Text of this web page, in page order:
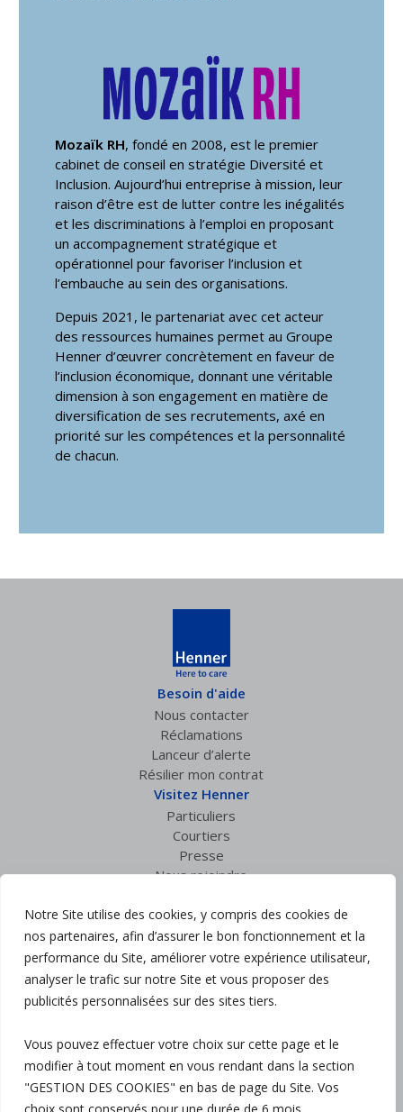
Notre Site utilise des cookies, y compris des cookies de
nos partenaires, afin d’assurer le bon fonctionnement et la
performance du Site, améliorer votre expérience utilisateur,
analyser le trafic sur notre Site et vous proposer des
publicités personnalisées sur des sites tiers.
Vous pouvez effectuer votre choix sur cette page et le
modifier à tout moment en vous rendant dans la section
"GESTION DES COOKIES" en bas de page du Site. Vos
Mozaïk RH, fondé en 2008, est le premier
cabinet de conseil en stratégie Diversité et
Inclusion. Aujourd’hui entreprise à mission, leur
raison d’être est de lutter contre les inégalités
et les discriminations à l’emploi en proposant
un accompagnement stratégique et
opérationnel pour favoriser l’inclusion et
l’embauche au sein des organisations.
Depuis 2021, le partenariat avec cet acteur
des ressources humaines permet au Groupe
Henner d’œuvrer concrètement en faveur de
l’inclusion économique, donnant une véritable
dimension à son engagement en matière de
diversification de ses recrutements, axé en
priorité sur les compétences et la personnalité
de chacun.
Besoin d'aide
Nous contacter
Réclamations
Lanceur d’alerte
Résilier mon contrat
Visitez Henner
Particuliers
Courtiers
Presse
Nous rejoindre
Accès courtiers
Suivez nous :
Politique de confidentialité
Politique Qualité
Gestion des cookies
Plan du site
Accessibilité : partiellement conforme